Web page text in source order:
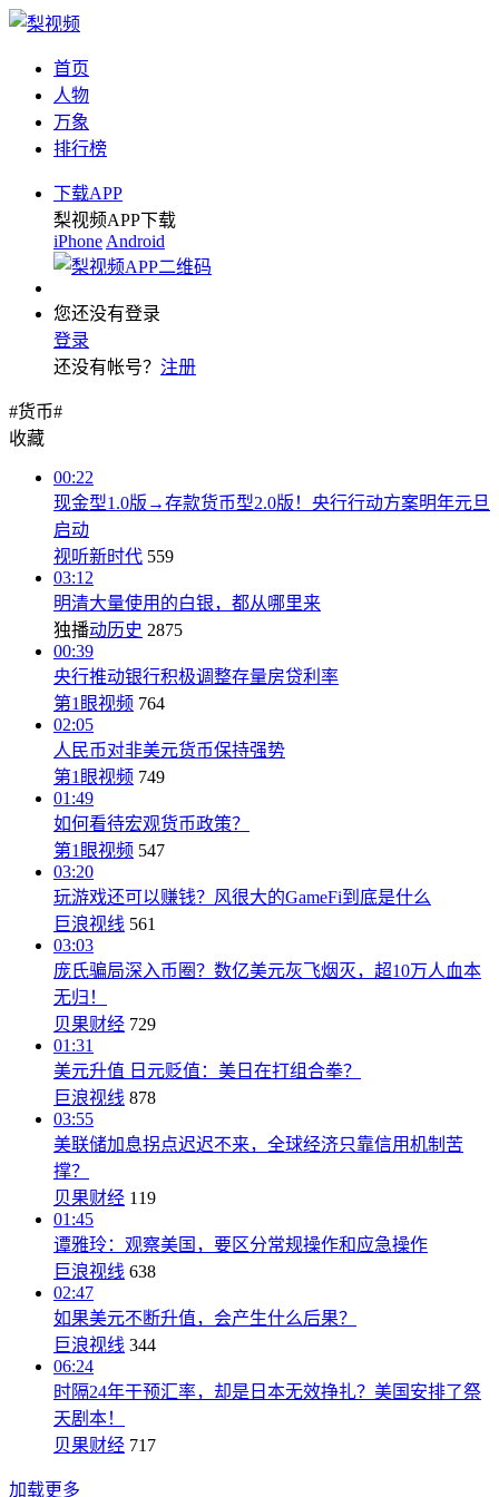
首页
人物
万象
排行榜
下载APP
梨视频APP下载
iPhone Android
您还没有登录
登录
还没有帐号？ 注册
#货币#
收藏
00:22
现金型1.0版→存款货币型2.0版！央行行动方案明年元旦
启动
视听新时代 559
03:12
明清大量使用的白银，都从哪里来
独播动历史 2875
00:39
央行推动银行积极调整存量房贷利率
第1眼视频 764
02:05
人民币对非美元货币保持强势
第1眼视频 749
01:49
如何看待宏观货币政策？
第1眼视频 547
03:20
玩游戏还可以赚钱？风很大的GameFi到底是什么
巨浪视线 561
03:03
庞氏骗局深入币圈？数亿美元灰飞烟灭，超10万人血本
无归！
贝果财经 729
01:31
美元升值 日元贬值：美日在打组合拳？
巨浪视线 878
03:55
美联储加息拐点迟迟不来，全球经济只靠信用机制苦
撑？
贝果财经 119
01:45
谭雅玲：观察美国，要区分常规操作和应急操作
巨浪视线 638
02:47
如果美元不断升值，会产生什么后果？
巨浪视线 344
06:24
时隔24年干预汇率，却是日本无效挣扎？美国安排了祭
天剧本！
贝果财经 717
加载更多